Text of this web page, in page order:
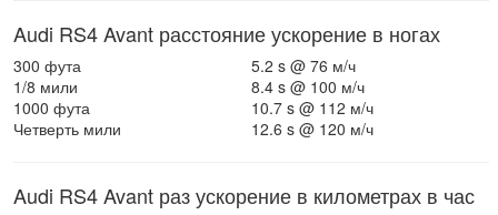
Audi RS4 Avant расстояние ускорение в ногах
300 фута
5.2 s @ 76 м/ч
1/8 мили
8.4 s @ 100 м/ч
1000 фута
10.7 s @ 112 м/ч
Четверть мили
12.6 s @ 120 м/ч
Audi RS4 Avant раз ускорение в километрах в час